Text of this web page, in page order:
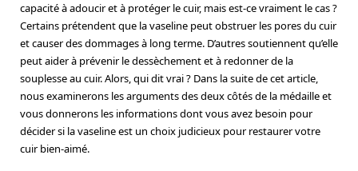
capacité à adoucir et à protéger le cuir, mais est-ce vraiment le cas ?
Certains prétendent que la vaseline peut obstruer les pores du cuir
et causer des dommages à long terme. D’autres soutiennent qu’elle
peut aider à prévenir le dessèchement et à redonner de la
souplesse au cuir. Alors, qui dit vrai ? Dans la suite de cet article,
nous examinerons les arguments des deux côtés de la médaille et
vous donnerons les informations dont vous avez besoin pour
décider si la vaseline est un choix judicieux pour restaurer votre
cuir bien-aimé.